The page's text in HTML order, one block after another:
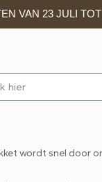
VAN 23 JULI
wordt snel door